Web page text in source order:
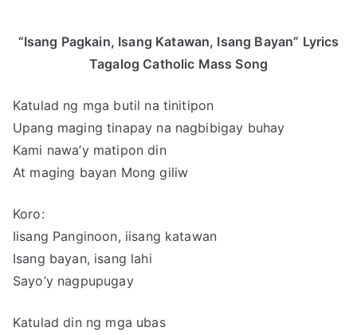
“Isang Pagkain, Isang Katawan, Isang Bayan” Lyrics
Tagalog Catholic Mass Song
Katulad ng mga butil na tinitipon
Upang maging tinapay na nagbibigay buhay
Kami nawa’y matipon din
At maging bayan Mong giliw
Koro:
Iisang Panginoon, iisang katawan
Isang bayan, isang lahi
Sayo’y nagpupugay
Katulad din ng mga ubas